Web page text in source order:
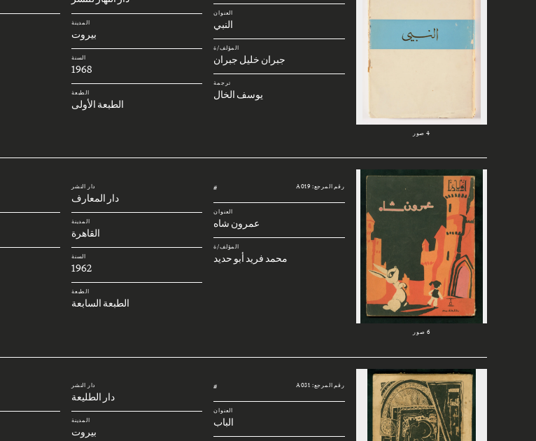
العنوان
النبي
المؤلف/ة
جبران خليل جبران
ترجمة
يوسف الخال
المدينة
بيروت
السنة
1968
الطبعة
الطبعة الأولى
4 صور
رقم المرجع: A019 #
العنوان
عمرون شاه
المؤلف/ة
محمد فريد أبو حديد
دار النشر
دار المعارف
المدينة
القاهرة
السنة
1962
الطبعة
الطبعة السابعة
6 صور
رقم المرجع: A031 #
العنوان
الباب
دار النشر
دار الطليعة
المدينة
بيروت